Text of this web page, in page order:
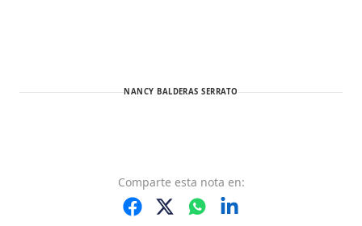
NANCY BALDERAS SERRATO
Comparte esta nota en: